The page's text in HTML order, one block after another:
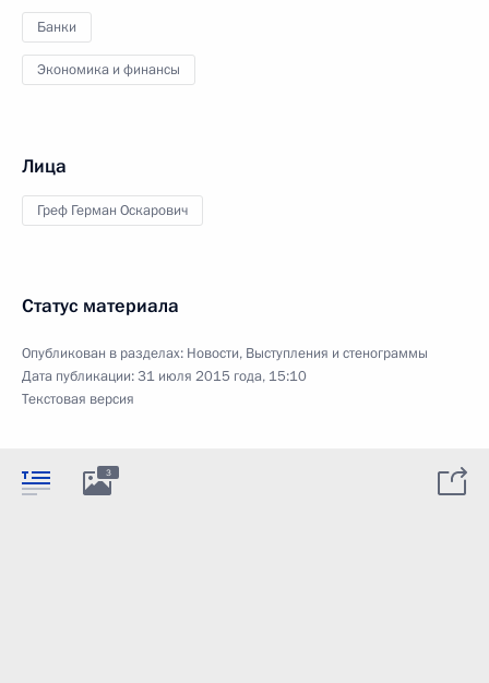
Банки
Экономика и финансы
Лица
Греф Герман Оскарович
Статус материала
Опубликован в разделах: Новости, Выступления и стенограммы
Дата публикации:31 июля 2015 года, 15:10
Текстовая версия
3